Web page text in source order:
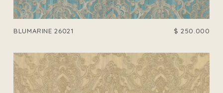
BLUMARINE 26021 $ 250.000